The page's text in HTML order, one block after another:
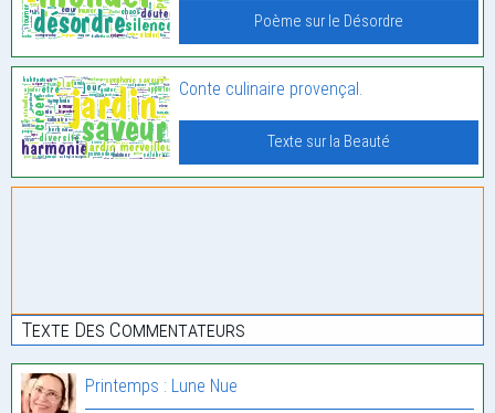
Poème sur le Désordre
Conte culinaire provençal.
Texte sur la Beauté
Texte Des Commentateurs
Printemps : Lune Nue